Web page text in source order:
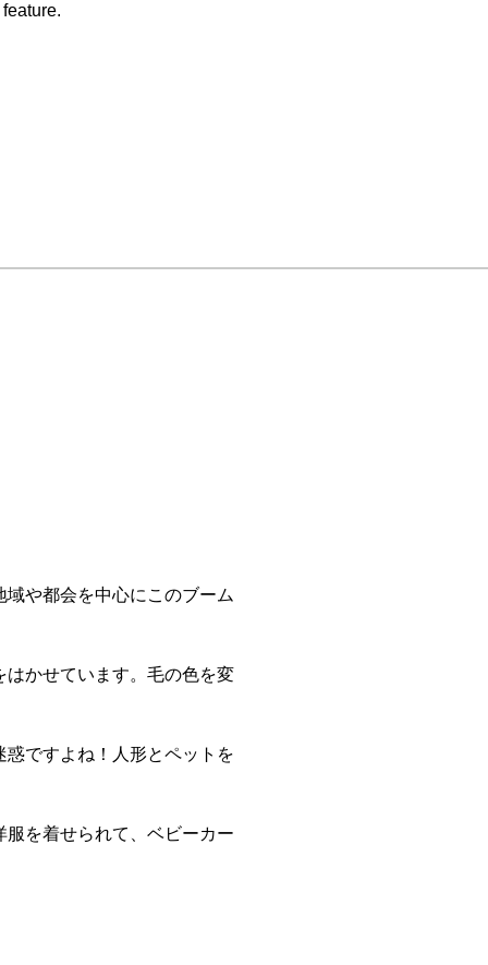
や都会を中心にこのブーム
かせています。毛の色を変
ですよね！人形とペットを
を着せられて、ベビーカー